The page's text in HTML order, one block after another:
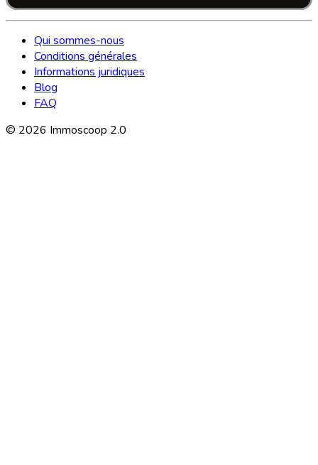
Qui sommes-nous
Conditions générales
Informations juridiques
Blog
FAQ
© 2026 Immoscoop 2.0